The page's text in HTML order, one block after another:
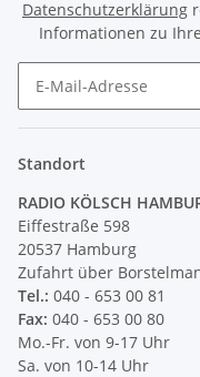
Datenschutzerklärung
Informationen zu
Standort
RADIO KÖLSCH
Eiffestraße 598
20537 Hamburg
Zufahrt über
Tel.: 040 - 653 00 81
Fax: 040 - 653 00 80
Mo.-Fr. von 9-17 Uhr
Sa. von 10-14 Uhr